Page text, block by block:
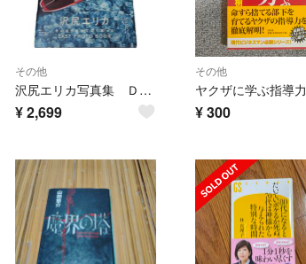
その他
沢尻エリカ写真集 ＤＡＹ ＯＦＦ
¥2,699
その他
ヤクザに学ぶ指導力
¥300